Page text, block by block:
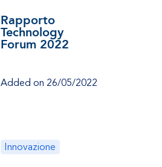
Rapporto
Technology
Forum 2022
Added on 26/05/2022
Innovazione